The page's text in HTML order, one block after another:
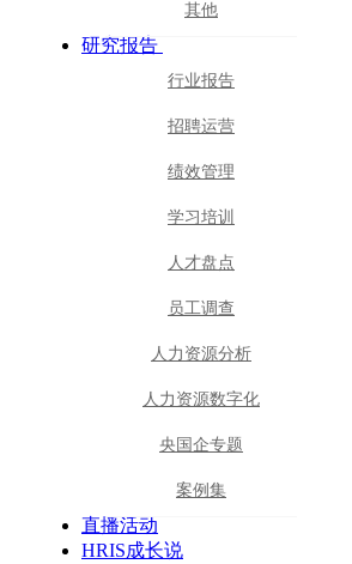
其他
研究报告
行业报告
招聘运营
绩效管理
学习培训
人才盘点
员工调查
人力资源分析
人力资源数字化
央国企专题
案例集
直播活动
HRIS成长说